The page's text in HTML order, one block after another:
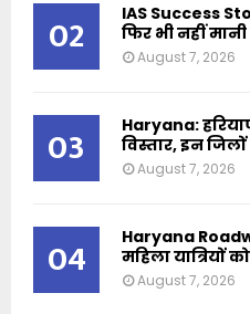
02
IAS Success
फिर भी नहीं मानी
August 7, 2026
03
Haryana:
विस्तार, इन
August 7, 2026
04
Haryana
महिला यात्रियों
August 7, 2026